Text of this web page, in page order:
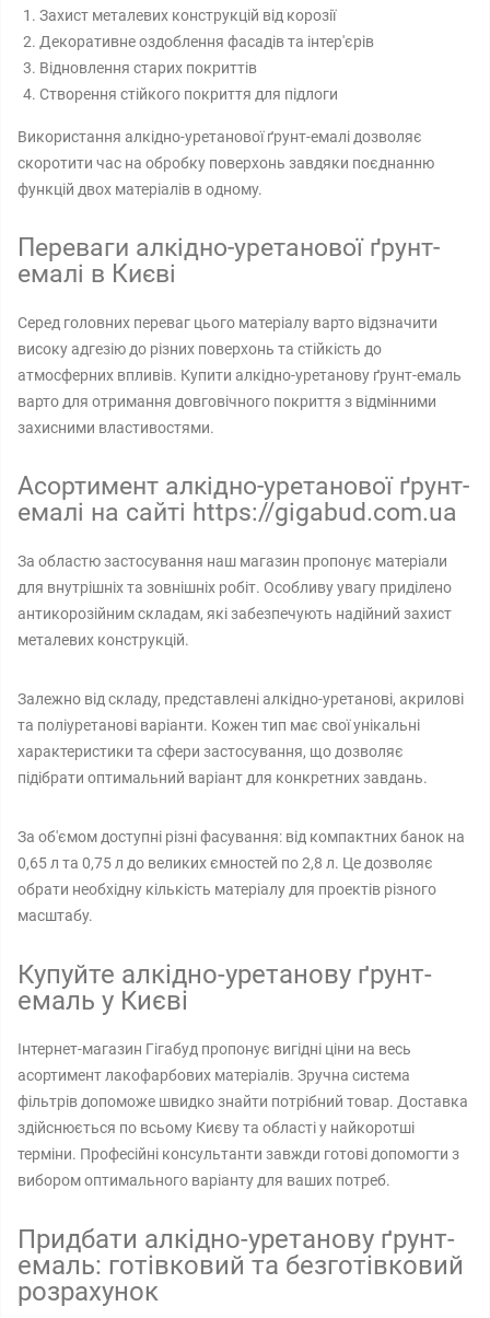
Захист металевих конструкцій від корозії
Декоративне оздоблення фасадів та інтер'єрів
Відновлення старих покриттів
Створення стійкого покриття для підлоги
Використання алкідно-уретанової ґрунт-емалі дозволяє
скоротити час на обробку поверхонь завдяки поєднанню
функцій двох матеріалів в одному.
Переваги алкідно-уретанової ґрунт-
емалі в Києві
Серед головних переваг цього матеріалу варто відзначити
високу адгезію до різних поверхонь та стійкість до
атмосферних впливів. Купити алкідно-уретанову ґрунт-емаль
варто для отримання довговічного покриття з відмінними
захисними властивостями.
Асортимент алкідно-уретанової ґрунт-
емалі на сайті https://gigabud.com.ua
За областю застосування наш магазин пропонує матеріали
для внутрішніх та зовнішніх робіт. Особливу увагу приділено
антикорозійним складам, які забезпечують надійний захист
металевих конструкцій.
Залежно від складу, представлені алкідно-уретанові, акрилові
та поліуретанові варіанти. Кожен тип має свої унікальні
характеристики та сфери застосування, що дозволяє
підібрати оптимальний варіант для конкретних завдань.
За об'ємом доступні різні фасування: від компактних банок на
0,65 л та 0,75 л до великих ємностей по 2,8 л. Це дозволяє
обрати необхідну кількість матеріалу для проектів різного
масштабу.
Купуйте алкідно-уретанову ґрунт-
емаль у Києві
Інтернет-магазин Гігабуд пропонує вигідні ціни на весь
асортимент лакофарбових матеріалів. Зручна система
фільтрів допоможе швидко знайти потрібний товар. Доставка
здійснюється по всьому Києву та області у найкоротші
терміни. Професійні консультанти завжди готові допомогти з
вибором оптимального варіанту для ваших потреб.
Придбати алкідно-уретанову ґрунт-
емаль: готівковий та безготівковий
розрахунок